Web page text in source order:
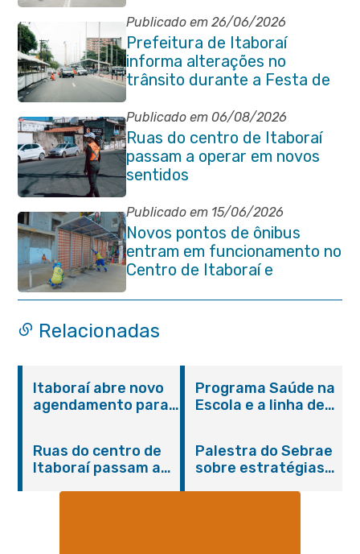
Avenida 22 de Maio
Publicado em 26/06/2026
Prefeitura de Itaboraí
informa alterações no
trânsito durante a Festa de
São Pedro Apóstolo
Publicado em 06/08/2026
Ruas do centro de Itaboraí
passam a operar em novos
sentidos
Publicado em 15/06/2026
Novos pontos de ônibus
entram em funcionamento no
Centro de Itaboraí e
garantem mais conforto à
população
Relacionadas
Itaboraí abre novo
agendamento para
Programa Saúde na
Escola e a linha de
promovem
conscientização
sobre hanseníase
Ruas do centro de
Itaboraí passam a
Palestra do Sebrae
sobre estratégias